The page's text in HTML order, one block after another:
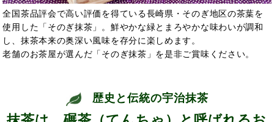
全国茶品評会で高い評価を得ている長崎県・そのぎ地区の茶葉を
使用した「そのぎ抹茶」。鮮やかな緑とまろやかな味わいが調和
し、抹茶本来の奥深い風味を存分に楽しめます。
老舗のお茶屋が選んだ「そのぎ抹茶」を是非ご賞味ください。
歴史と伝統の宇治抹茶